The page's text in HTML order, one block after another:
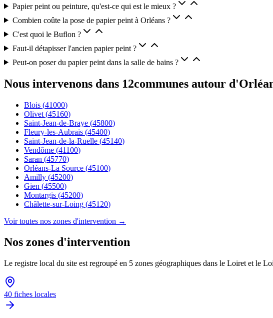
Papier peint ou peinture, qu'est-ce qui est le mieux ?
Combien coûte la pose de papier peint à Orléans ?
C'est quoi le Buflon ?
Faut-il détapisser l'ancien papier peint ?
Peut-on poser du papier peint dans la salle de bains ?
Nous intervenons dans 12communes autour
Blois (41000)
Olivet (45160)
Saint-Jean-de-Braye (45800)
Fleury-les-Aubrais (45400)
Saint-Jean-de-la-Ruelle (45140)
Vendôme (41100)
Saran (45770)
Orléans-La Source (45100)
Amilly (45200)
Gien (45500)
Montargis (45200)
Châlette-sur-Loing (45120)
Voir toutes nos zones d'intervention →
Nos zones d'intervention
Le registre local du site est regroupé en 5 zones géographiques dans le Loiret et le
40 fiches locales